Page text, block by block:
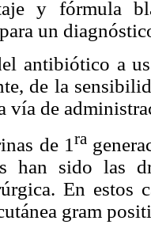
y fórmula
un
antibiótico a
de la
vía de
de 1 ra
han sido las
En estos
gram